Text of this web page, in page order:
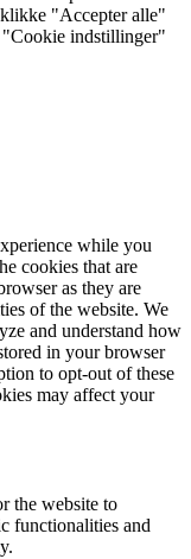
klikke "Accepter alle"
"Cookie indstillinger"
while you
cookies that are
as they are
of the website. We
and understand how
in your browser
to opt-out of these
may affect your
the website to
functionalities and